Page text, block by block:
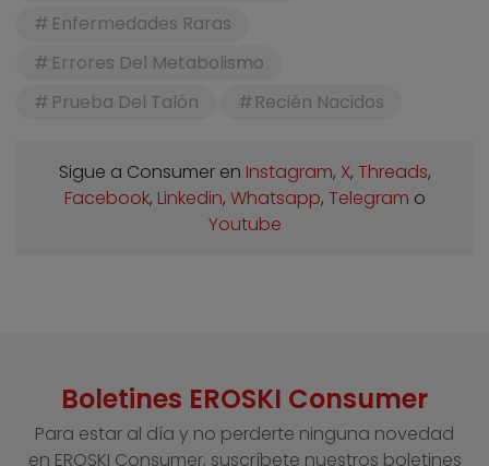
Enfermedades Raras
Errores Del Metabolismo
Prueba Del Talón
Recién Nacidos
Sigue a Consumer en Instagram, X, Threads,
Facebook, Linkedin, Whatsapp, Telegram o
Youtube
Boletines EROSKI Consumer
Para estar al día y no perderte ninguna novedad
en EROSKI Consumer, suscríbete nuestros boletines